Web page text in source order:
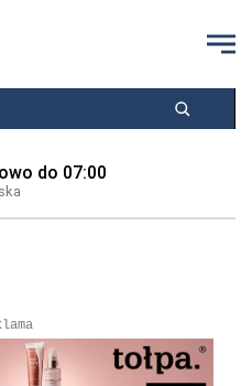
do 07:00